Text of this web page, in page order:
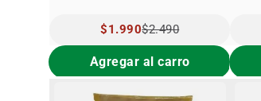
PRECIO
ESPECIAL
$1.990$2.490
Agregar al carro